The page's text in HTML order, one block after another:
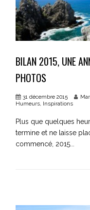
BILAN 2015, UNE
PHOTOS
31 décembre 2015
Humeurs, Inspirations
Plus que quelques
termine et ne laisse
commencé, 2015...